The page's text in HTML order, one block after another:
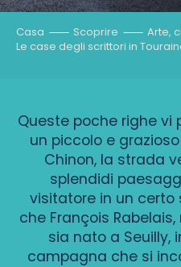
Casa Scoprire
Arte,
Le case degli scrittori in
Queste poche righe vi
un piccolo e
Chinon, la strada
splendidi
visitatore in un certo
che François
sia nato a Seuilly,
campagna che si